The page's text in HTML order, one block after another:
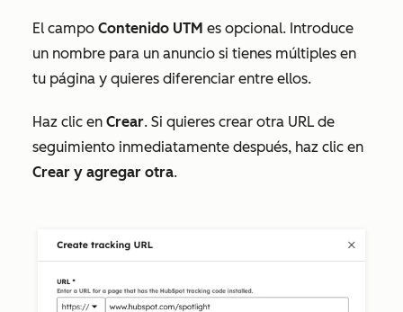
El campo Contenido UTM es opcional. Introduce
un nombre para un anuncio si tienes múltiples en
tu página y quieres diferenciar entre ellos.
Haz clic en Crear. Si quieres crear otra URL de
seguimiento inmediatamente después, haz clic en
Crear y agregar otra.